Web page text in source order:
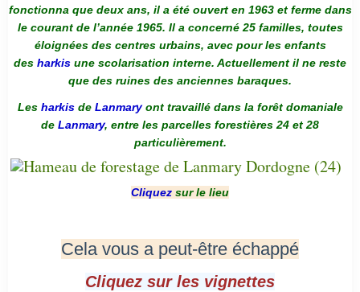
fonctionna que deux ans, il a été ouvert en 1963 et ferme dans
le courant de l’année 1965. Il a concerné 25 familles, toutes
éloignées des centres urbains, avec pour les enfants
des harkis une scolarisation interne. Actuellement il ne reste
que des ruines des anciennes baraques.
Les harkis de Lanmaryont travaillé dans la forêt domaniale
de Lanmary, entre les parcelles forestières 24 et 28
particulièrement.
Cliquez sur le lieu
Cela vous a peut-être échappé
Cliquez sur les vignettes